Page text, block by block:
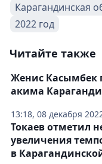
Карагандинская
2022 год
Читайте также
13:18, 08 декабря
Женис Касымбек
акима
Токаев отметил
увеличения
в